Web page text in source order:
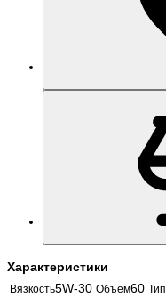
Характеристики
Вязкость5W-30 Объем60 Тип